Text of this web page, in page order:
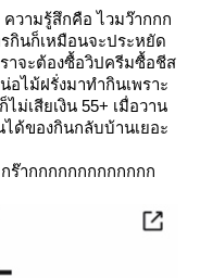
วามรู้สึกคือ ไวมว๊ากกก
กินก็เหมือนจะประหยัด
าจะต้องซื้อวิปครีมซื้อชีส
ไม้ฝรั่งมาทำกินเพราะ
ม่เสียเงิน 55+ เมื่อวาน
ด้ของกินกลับบ้านเยอะ
ร๊ากกกกกกกกกกกกก